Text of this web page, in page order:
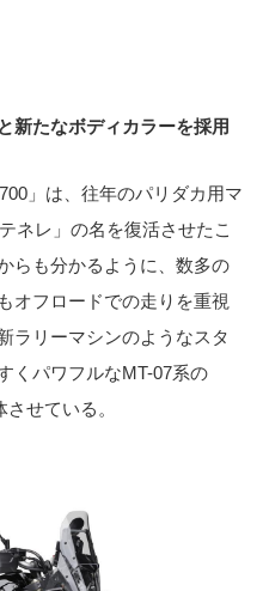
新たなボディカラーを採用
」は、往年のパリダカ用マ
ネレ」の名を復活させたこ
らも分かるように、数多の
オフロードでの走りを重視
ラリーマシンのようなスタ
くパワフルなMT-07系の
せている。